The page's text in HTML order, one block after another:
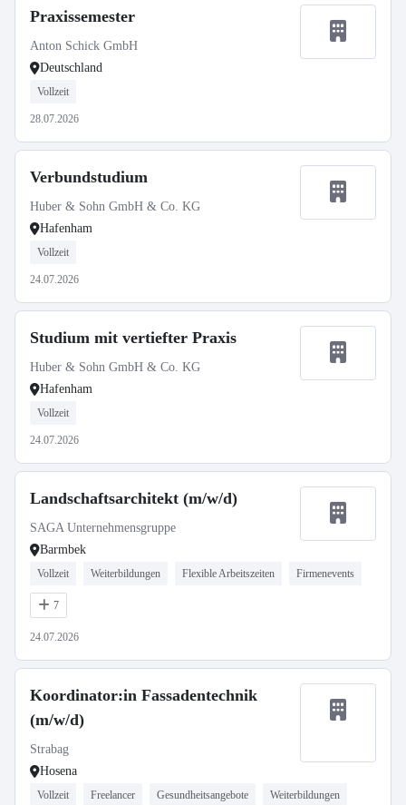
Praxissemester
Anton Schick GmbH
Deutschland
Vollzeit
28.07.2026
Verbundstudium
Huber & Sohn GmbH & Co. KG
Hafenham
Vollzeit
24.07.2026
Studium mit vertiefter Praxis
Huber & Sohn GmbH & Co. KG
Hafenham
Vollzeit
24.07.2026
Landschaftsarchitekt (m/w/d)
SAGA Unternehmensgruppe
Barmbek
Vollzeit Weiterbildungen Flexible Arbeitszeiten Firmenevents
7
24.07.2026
Koordinator:in Fassadentechnik
(m/w/d)
Strabag
Hosena
Vollzeit Freelancer Gesundheitsangebote Weiterbildungen